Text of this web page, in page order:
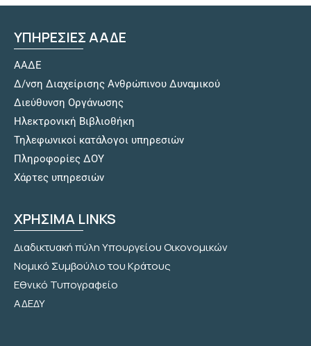
ΥΠΗΡΕΣΙΕΣ ΑΑΔΕ
ΑΑΔΕ
Δ/νση Διαχείρισης Ανθρώπινου Δυναμικού
Διεύθυνση Οργάνωσης
Hλεκτρονική Βιβλιοθήκη
Τηλεφωνικοί κατάλογοι υπηρεσιών
Πληροφορίες ΔΟΥ
Χάρτες υπηρεσιών
ΧΡΗΣΙΜΑ LINKS
Διαδικτυακή πύλη Υπουργείου Οικονομικών
Νομικό Συμβούλιο του Κράτους
Εθνικό Τυπογραφείο
ΑΔΕΔΥ